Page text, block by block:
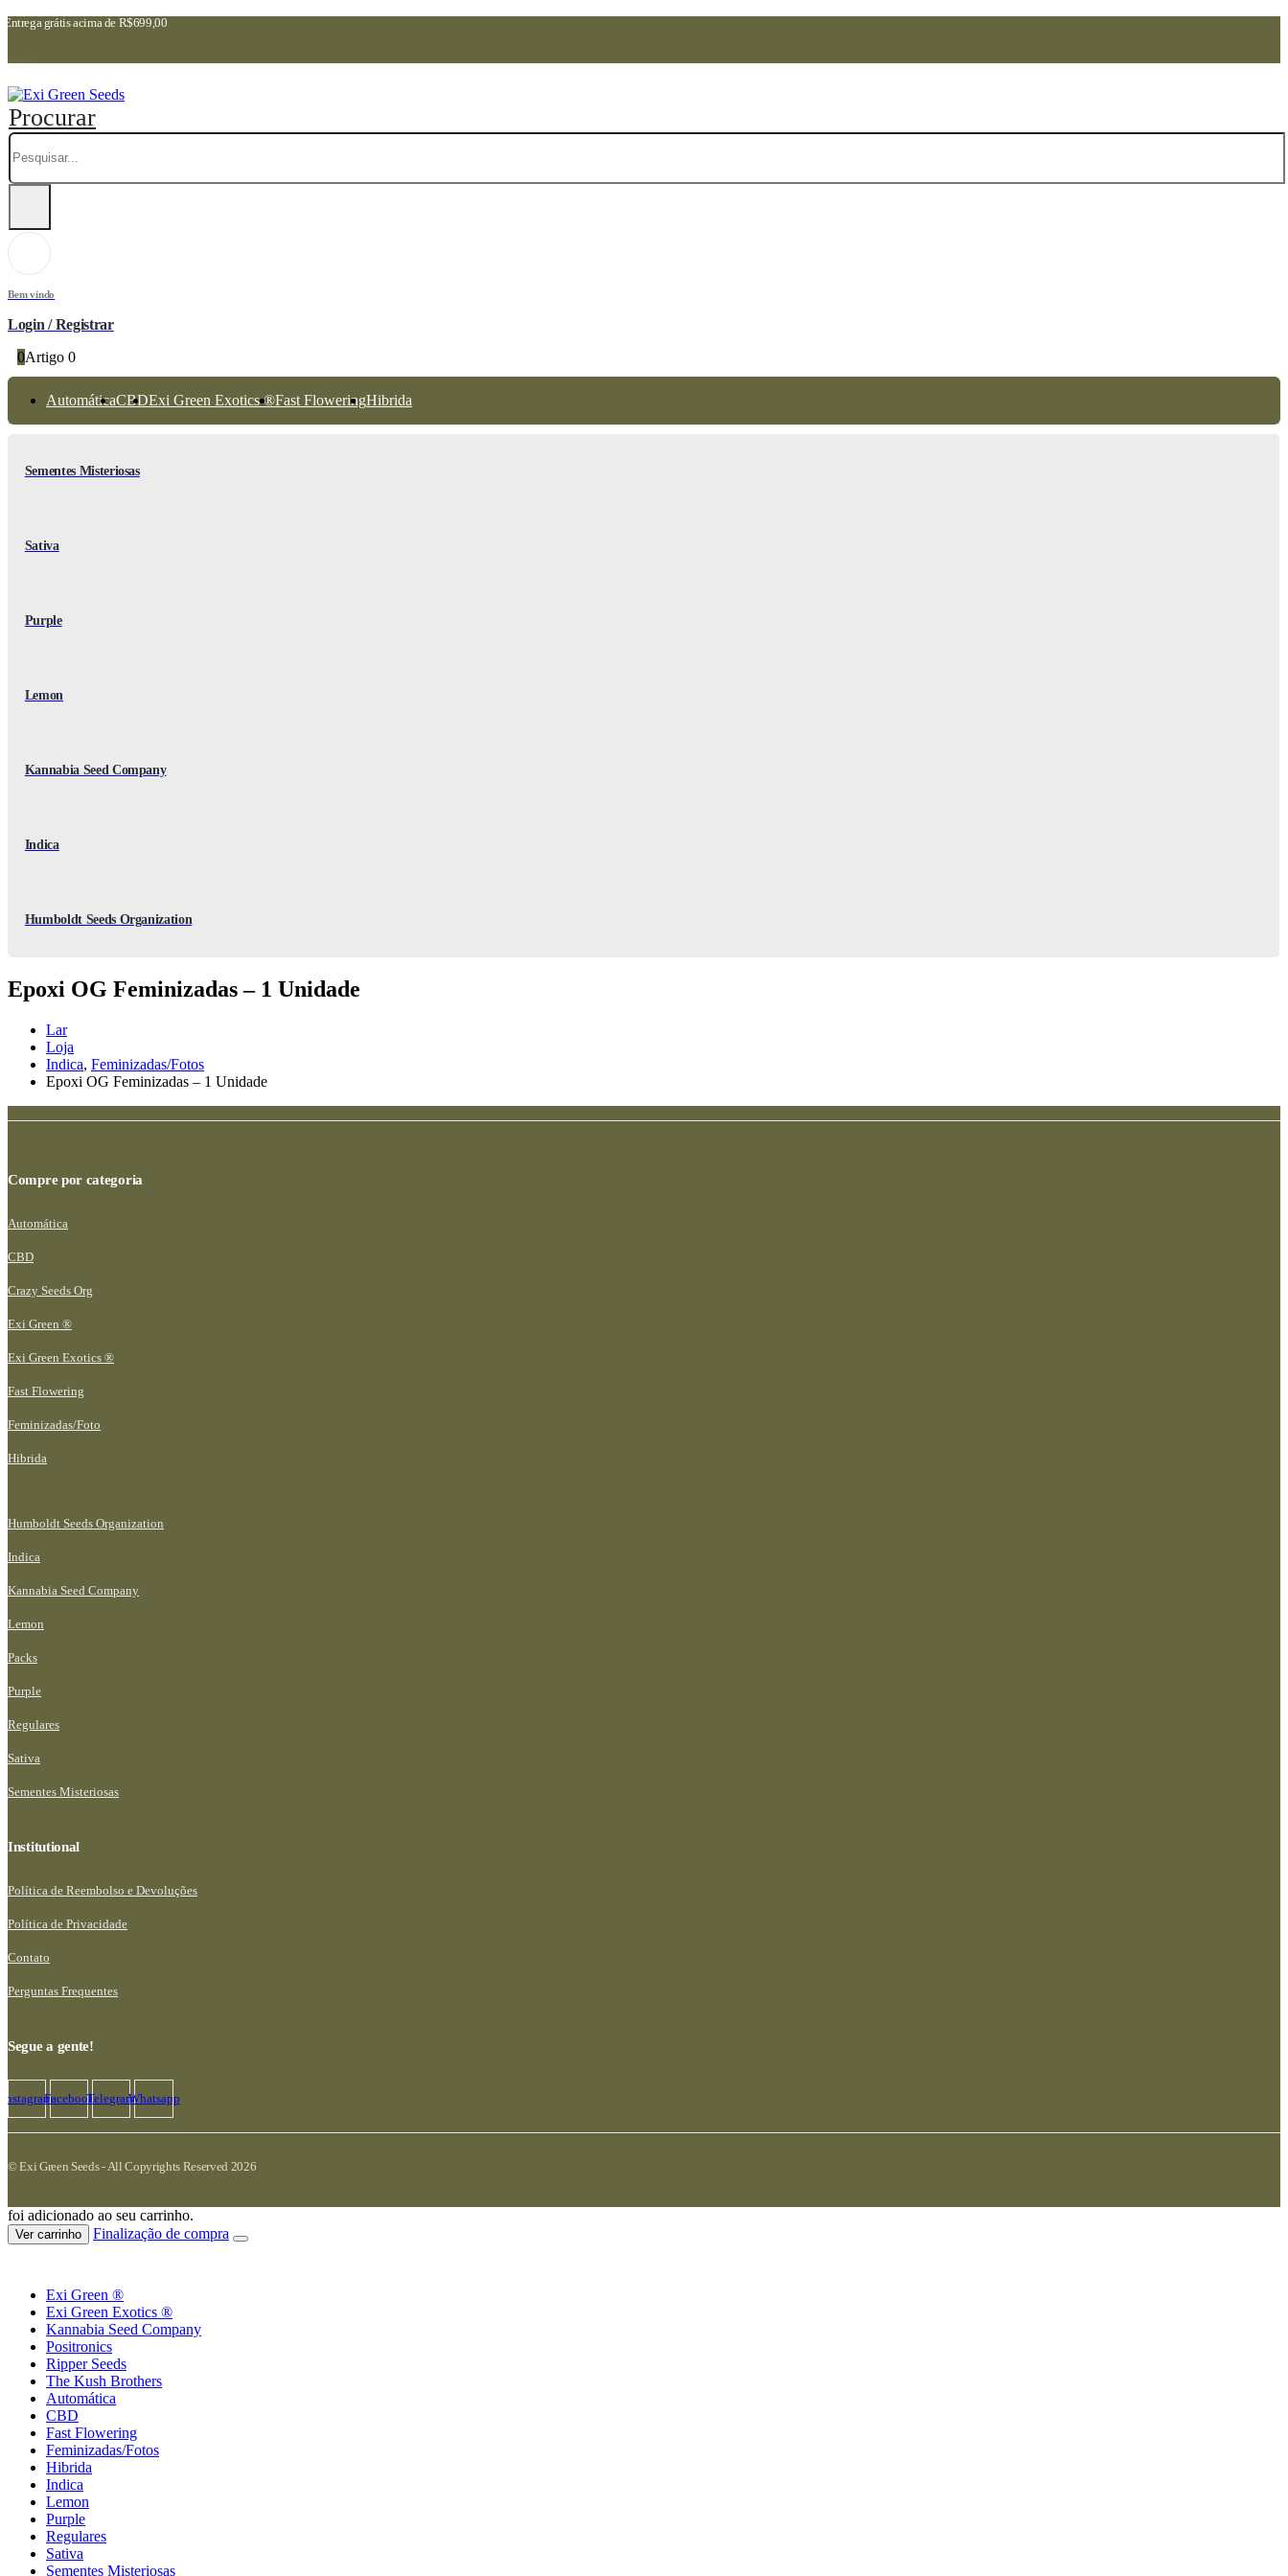
Entrega grátis acima de R$699,00
Procurar
Bem vindo
Login / Registrar
0Artigo 0
AutomáticaCBDExi Green Exotics ®Fast FloweringHibrida
Sementes Misteriosas
Sativa
Purple
Lemon
Kannabia Seed Company
Indica
Humboldt Seeds Organization
Epoxi OG Feminizadas – 1 Unidade
Lar
Loja
Indica, Feminizadas/Fotos
Epoxi OG Feminizadas – 1 Unidade
Compre por categoria
Automática
CBD
Crazy Seeds Org
Exi Green ®
Exi Green Exotics ®
Fast Flowering
Feminizadas/Foto
Hibrida
Humboldt Seeds Organization
Indica
Kannabia Seed Company
Lemon
Packs
Purple
Regulares
Sativa
Sementes Misteriosas
Institutional
Política de Reembolso e Devoluções
Política de Privacidade
Contato
Perguntas Frequentes
Segue a gente!
InstagramFacebookTelegramWhatsapp
© Exi Green Seeds - All Copyrights Reserved 2026
foi adicionado ao seu carrinho.
Ver carrinho Finalização de compra
Exi Green ®
Exi Green Exotics ®
Kannabia Seed Company
Positronics
Ripper Seeds
The Kush Brothers
Automática
CBD
Fast Flowering
Feminizadas/Fotos
Hibrida
Indica
Lemon
Purple
Regulares
Sativa
Sementes Misteriosas